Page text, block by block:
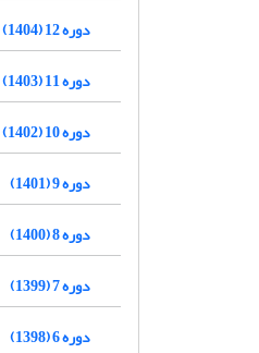
دوره 12 (1404)
دوره 11 (1403)
دوره 10 (1402)
دوره 9 (1401)
دوره 8 (1400)
دوره 7 (1399)
دوره 6 (1398)